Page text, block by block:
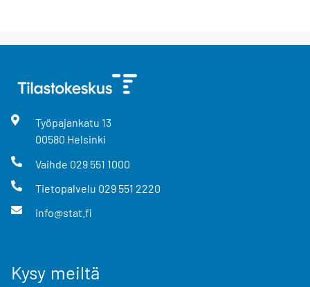
Työpajankatu 13
00580 Helsinki
Vaihde 029 551 1000
Tietopalvelu 029 551 2220
info@stat.fi
Kysy meiltä